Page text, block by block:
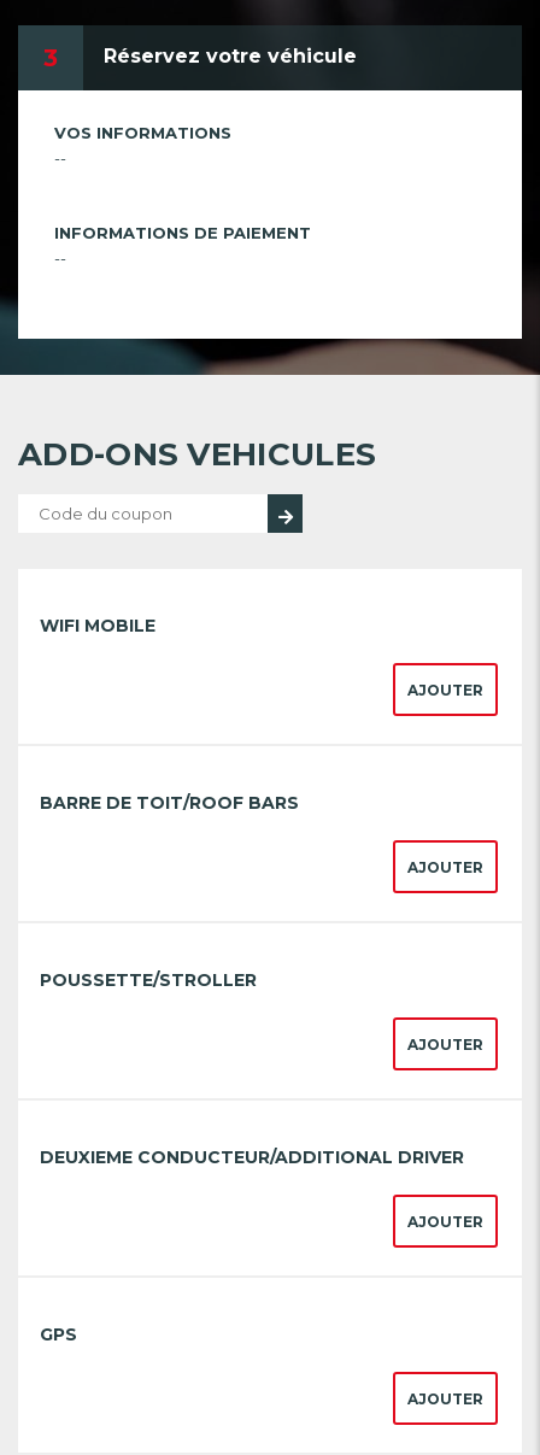
3 Réservez votre véhicule
VOS INFORMATIONS
--
INFORMATIONS DE PAIEMENT
--
ADD-ONS VEHICULES
WIFI MOBILE
AJOUTER
BARRE DE TOIT/ROOF BARS
AJOUTER
POUSSETTE/STROLLER
AJOUTER
DEUXIEME CONDUCTEUR/ADDITIONAL DRIVER
AJOUTER
GPS
AJOUTER